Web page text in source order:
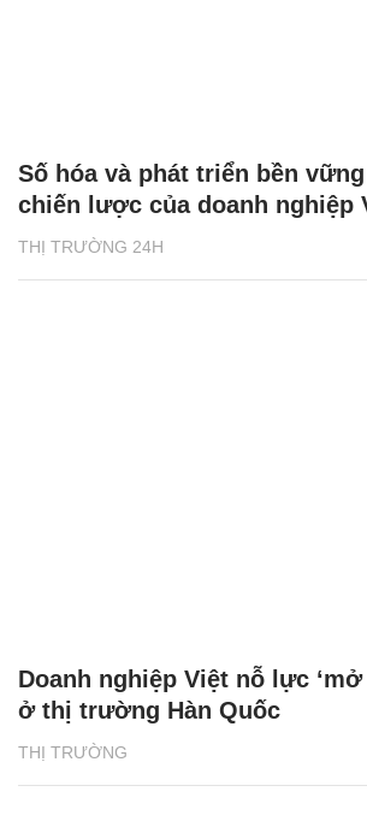
THỊ TRƯỜNG 24H
Số hóa và phát triển bền
chiến lược của doanh nghiệp
THỊ TRƯỜNG
Doanh nghiệp Việt nỗ lực
ở thị trường Hàn Quốc